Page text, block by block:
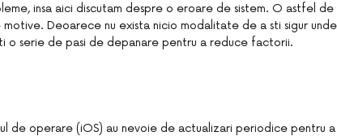
insa aici discutam despre o eroare de sistem. O astfel
Deoarece nu exista nicio modalitate de a sti sigur
o serie de pasi de depanare pentru a reduce factorii.
de operare (iOS) au nevoie de actualizari periodice pentru a